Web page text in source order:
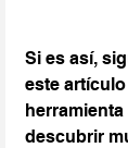
Si es así,
este
descubrir